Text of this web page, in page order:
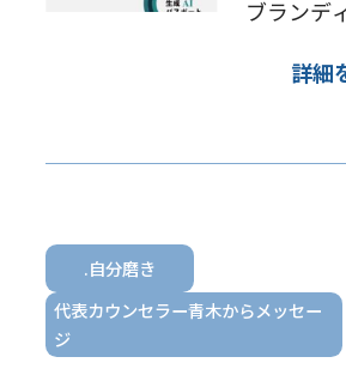
ブランデ
詳細
.自分磨き
代表カウンセラー青木からメッセー
ジ